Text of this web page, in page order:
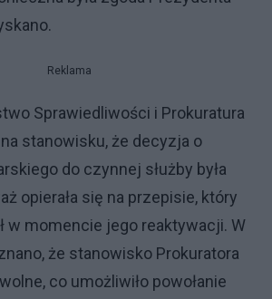
Reklama
Sprawiedliwości i Prokuratura
stanowisku, że decyzja o
do czynnej służby była
opierała się na przepisie, który
w momencie jego reaktywacji. W
że stanowisko Prokuratora
co umożliwiło powołanie